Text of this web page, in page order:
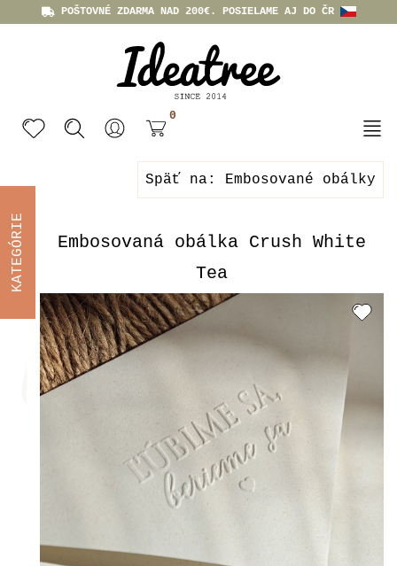
POŠTOVNÉ ZDARMA NAD 200€. POSIELAME AJ DO ČR
0
Späť na: Embosované obálky
Embosovaná obálka Crush White
Tea
KATEGÓRIE